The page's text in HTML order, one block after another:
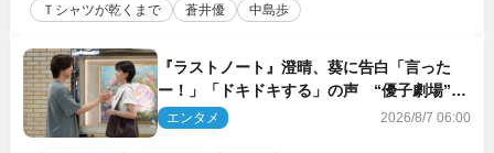
Ｔシャツが乾くまで 蒼井優 中島歩
『ラストノート』澄晴、葵に告白「言った
ー！」「ドキドキする」の声 “優子劇場”も
話題
エンタメ 2026/8/7 06:00